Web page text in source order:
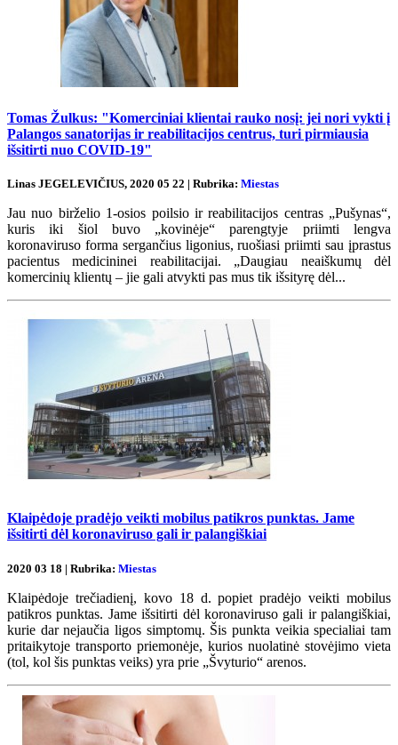
Tomas Žulkus: "Komerciniai klientai rauko nosį: jei nori vykti į
Palangos sanatorijas ir reabilitacijos centrus, turi pirmiausia
išsitirti nuo COVID-19"
Linas JEGELEVIČIUS, 2020 05 22 | Rubrika: Miestas
Jau nuo birželio 1-osios poilsio ir reabilitacijos centras „Pušynas“,
kuris iki šiol buvo „kovinėje“ parengtyje priimti lengva
koronaviruso forma sergančius ligonius, ruošiasi priimti sau įprastus
pacientus medicininei reabilitacijai. „Daugiau neaiškumų dėl
komercinių klientų – jie gali atvykti pas mus tik išsityrę dėl...
Klaipėdoje pradėjo veikti mobilus patikros punktas. Jame
išsitirti dėl koronaviruso gali ir palangiškiai
2020 03 18 | Rubrika: Miestas
Klaipėdoje trečiadienį, kovo 18 d. popiet pradėjo veikti mobilus
patikros punktas. Jame išsitirti dėl koronaviruso gali ir palangiškiai,
kurie dar nejaučia ligos simptomų. Šis punkta veikia specialiai tam
pritaikytoje transporto priemonėje, kurios nuolatinė stovėjimo vieta
(tol, kol šis punktas veiks) yra prie „Švyturio“ arenos.